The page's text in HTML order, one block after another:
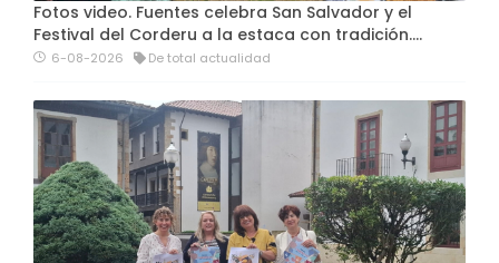
Fotos video. Fuentes celebra San Salvador y el
Festival del Corderu a la estaca con tradición....
6-08-2026 De total actualidad